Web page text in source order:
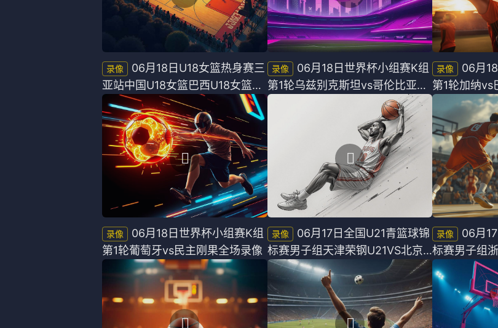
欧冠
CBA
电竞
法甲
06月18日U18女篮热身赛三
亚站中国U18女篮巴西U18女篮全
场录像
06月18日世界杯小组赛K组
第1轮乌兹别克斯坦vs哥伦比亚全
场录像
06月
第1轮加纳vs
06月18日世界杯小组赛K组
第1轮葡萄牙vs民主刚果全场录像
06月17日全国U21青篮球锦
标赛男子组天津荣钢U21VS北京
首钢U21全场录像
06月
标赛男子组
肯帝亚U21全